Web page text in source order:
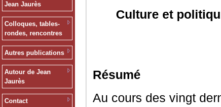
Jean Jaurès
Colloques, tables-
rondes, rencontres
Autres publications
Autour de Jean
Jaurès
Contact
Culture et
Résumé
Au cours des vingt